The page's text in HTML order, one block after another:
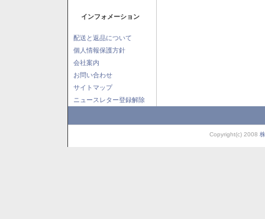
インフォメーション
配送と返品について
個人情報保護方針
会社案内
お問い合わせ
サイトマップ
ニュースレター登録解除
Copyright(c) 2008